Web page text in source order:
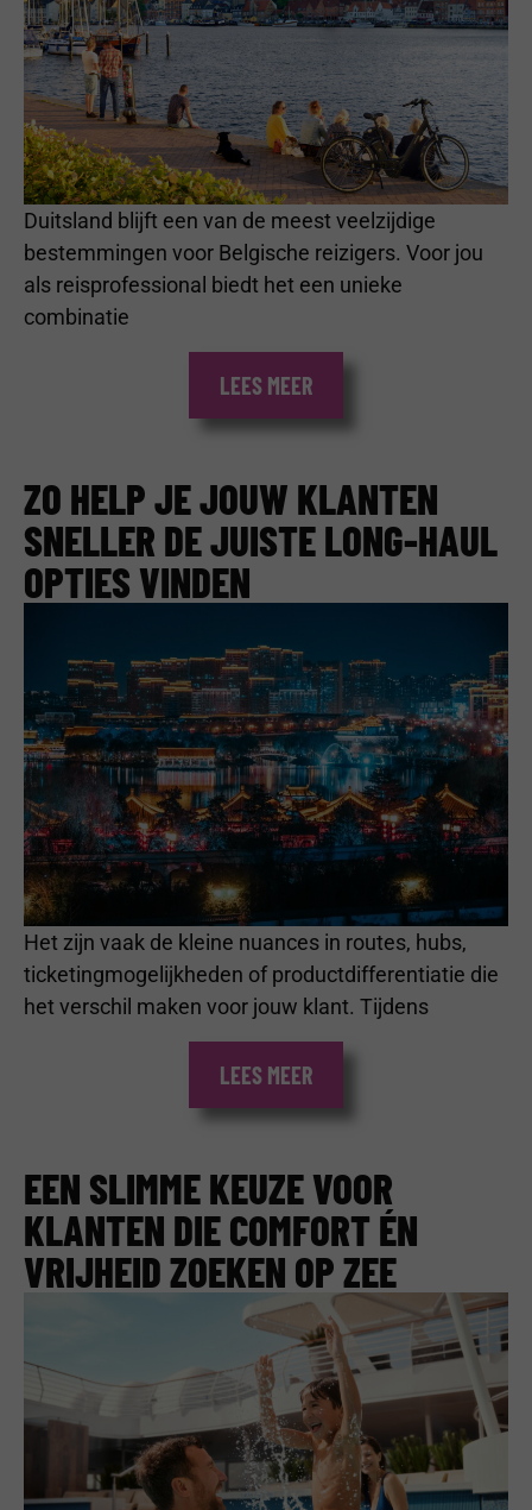
Duitsland blijft een van de meest veelzijdige
bestemmingen voor Belgische reizigers. Voor jou
als reisprofessional biedt het een unieke
combinatie
LEES MEER
ZO HELP JE JOUW KLANTEN
SNELLER DE JUISTE LONG-HAUL
OPTIES VINDEN
Het zijn vaak de kleine nuances in routes, hubs,
ticketingmogelijkheden of productdifferentiatie die
het verschil maken voor jouw klant. Tijdens
LEES MEER
EEN SLIMME KEUZE VOOR
KLANTEN DIE COMFORT ÉN
VRIJHEID ZOEKEN OP ZEE